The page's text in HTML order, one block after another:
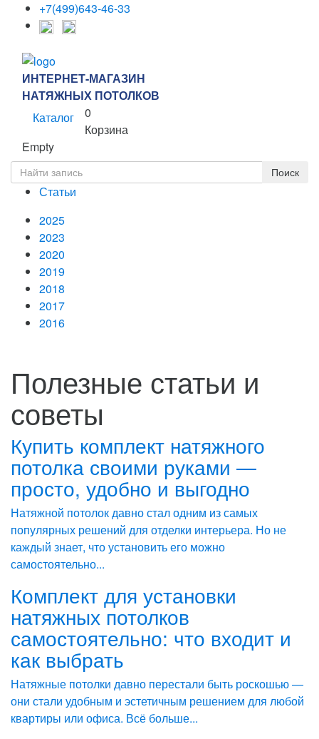
+7(499)643-46-33
ИНТЕРНЕТ-МАГАЗИН
НАТЯЖНЫХ ПОТОЛКОВ
Каталог
0
Корзина
Empty
Статьи
2025
2023
2020
2019
2018
2017
2016
Полезные статьи и
советы
Купить комплект натяжного
потолка своими руками —
просто, удобно и выгодно
Натяжной потолок давно стал одним из самых
популярных решений для отделки интерьера. Но не
каждый знает, что установить его можно
самостоятельно...
Комплект для установки
натяжных потолков
самостоятельно: что входит и
как выбрать
Натяжные потолки давно перестали быть роскошью —
они стали удобным и эстетичным решением для любой
квартиры или офиса. Всё больше...